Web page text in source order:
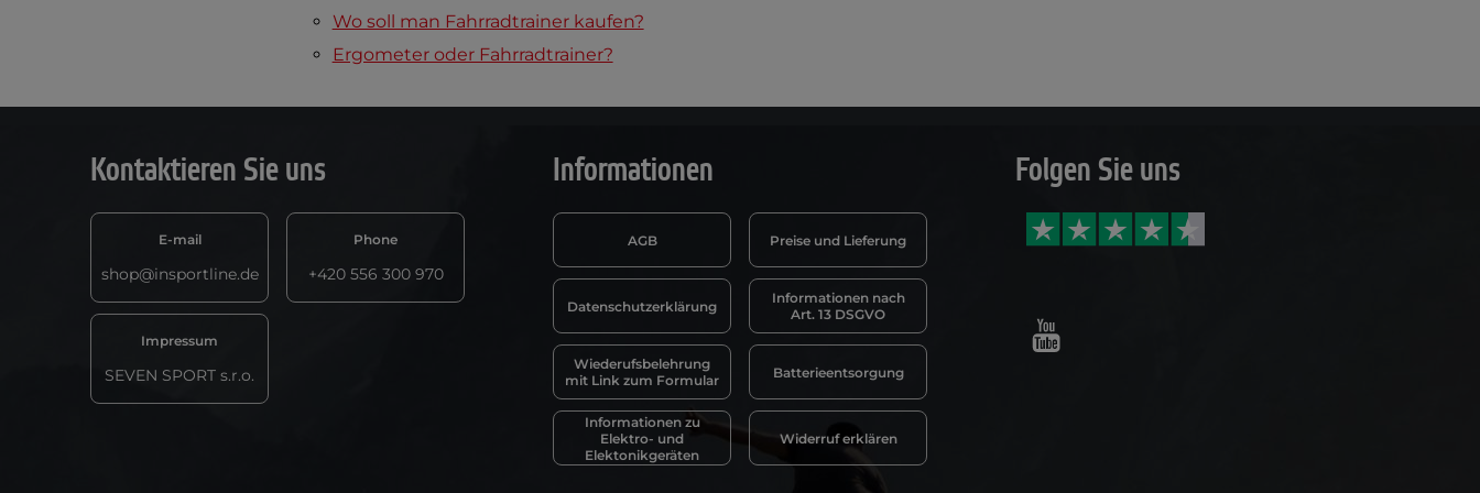
Wo soll man Fahrradtrainer kaufen?
Ergometer oder Fahrradtrainer?
Kontaktieren Sie uns
E-mail
shop@insportline.de
Phone
+420 556 300 970
Impressum
SEVEN SPORT s.r.o.
Informationen
AGB Preise und Lieferung
Datenschutzerklärung
Informationen nach
Art. 13 DSGVO
Wiederufsbelehrung
mit Link zum Formular
Batterieentsorgung
Informationen zu
Elektro- und
Elektonikgeräten
Widerruf erklären
Folgen Sie uns
Youtube